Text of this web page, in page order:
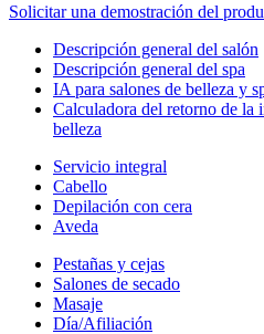
Solicitar una demostración del
Descripción general del salón
Descripción general del spa
IA para salones de belleza y
Calculadora del retorno de la
belleza
Servicio integral
Cabello
Depilación con cera
Aveda
Pestañas y cejas
Salones de secado
Masaje
Día/Afiliación